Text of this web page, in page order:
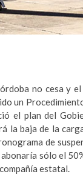
no cesa y
un
el plan del
la baja de la
de
sólo el
estatal.